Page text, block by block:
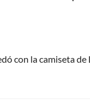
con la camiseta de